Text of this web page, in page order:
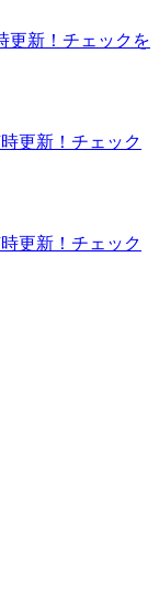
更新！チェックを
更新！チェック
更新！チェック